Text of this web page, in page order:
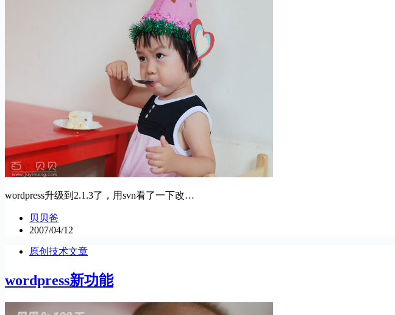
wordpress升级到2.1.3了，用svn看了一下改…
贝贝爸
2007/04/12
原创技术文章
wordpress新功能